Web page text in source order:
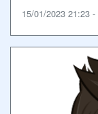
15/01/2023 21:23